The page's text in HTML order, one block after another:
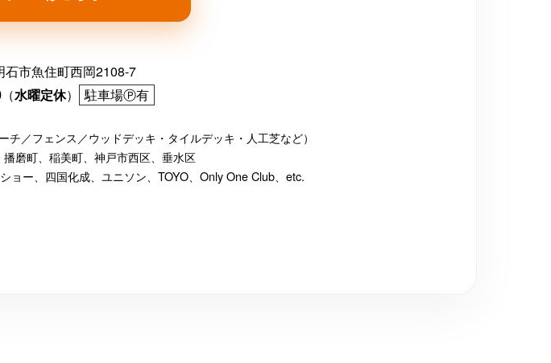
石市魚住町西岡2108-7
（水曜定休） 駐車場Ⓟ有
／フェンス／ウッドデッキ・タイルデッキ・人工芝など）
磨町、稲美町、神戸市西区、垂水区
ョー、四国化成、ユニソン、TOYO、Only One Club、etc.